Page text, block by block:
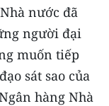
nước đã
người đại
muốn tiếp
sát sao của
hàng Nhà